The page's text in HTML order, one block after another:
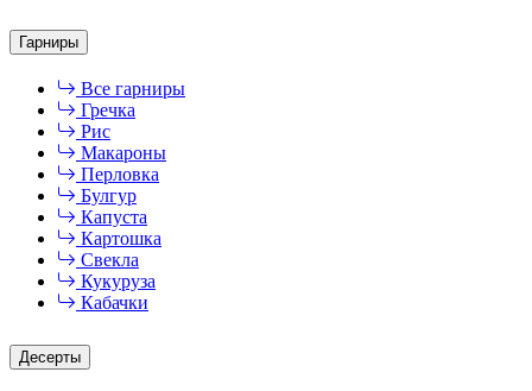
Гарниры
Все гарниры
Гречка
Рис
Макароны
Перловка
Булгур
Капуста
Картошка
Свекла
Кукуруза
Кабачки
Десерты